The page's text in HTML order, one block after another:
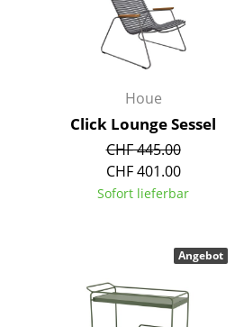
Houe
Click Lounge Sessel
CHF 445.00
CHF 401.00
Sofort lieferbar
Angebot